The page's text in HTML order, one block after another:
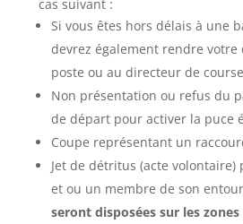
cas suivant :
Si vous êtes hors délais à une
devrez également rendre votre
poste ou au directeur de course
Non présentation ou refus du
de départ pour activer la puce
Coupe représentant un
Jet de détritus (acte
et ou un membre de son
seront disposées sur les